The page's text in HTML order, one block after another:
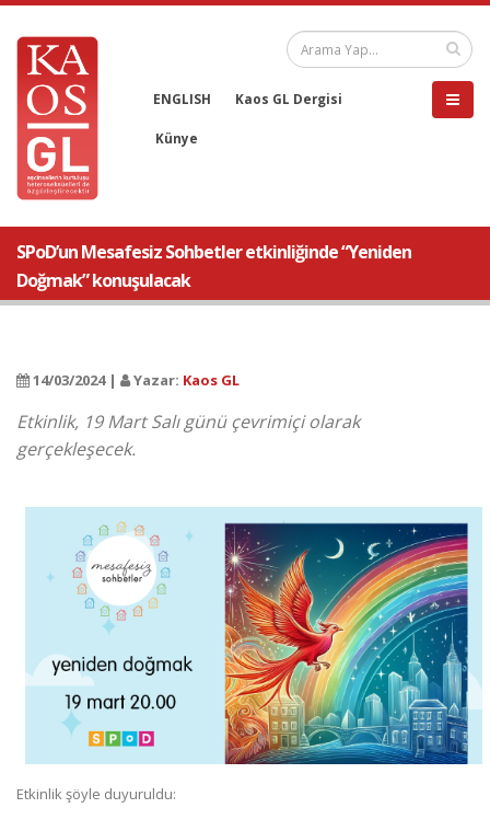
ENGLISH Kaos GL Dergisi
Künye
SPoD’un Mesafesiz Sohbetler etkinliğinde “Yeniden
Doğmak” konuşulacak
14/03/2024 | Yazar: Kaos GL
Etkinlik, 19 Mart Salı günü çevrimiçi olarak
gerçekleşecek.
Etkinlik şöyle duyuruldu: